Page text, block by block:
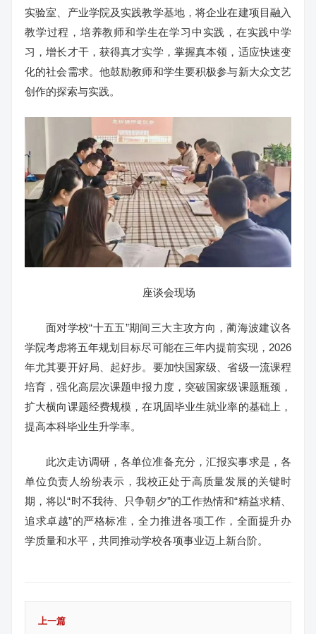
实验室、产业学院及实践教学基地，将企业在建项目融入
教学过程，培养教师和学生在学习中实践，在实践中学
习，增长才干，获得真才实学，掌握真本领，适应快速变
化的社会需求。他鼓励教师和学生要积极参与新大众文艺
创作的探索与实践。
座谈会现场
面对学校“十五五”期间三大主攻方向，蔺海波建议各
学院考虑将五年规划目标尽可能在三年内提前实现，2026
年尤其要开好局、起好步。要加快国家级、省级一流课程
培育，强化高层次课题申报力度，突破国家级课题瓶颈，
扩大横向课题经费规模，在巩固毕业生就业率的基础上，
提高本科毕业生升学率。
此次走访调研，各单位准备充分，汇报实事求是，各
单位负责人纷纷表示，我校正处于高质量发展的关键时
期，将以“时不我待、只争朝夕”的工作热情和“精益求精、
追求卓越”的严格标准，全力推进各项工作，全面提升办
学质量和水平，共同推动学校各项事业迈上新台阶。
上一篇